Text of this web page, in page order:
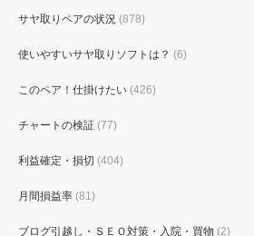
サヤ取りペアの状況 (878)
使いやすいサヤ取りソフトは？ (6)
このペア！仕掛けたい (426)
チャートの検証 (77)
利益確定・損切 (404)
月間損益率 (81)
ブログ引越し・ＳＥＯ対策・入院・買物 (2)